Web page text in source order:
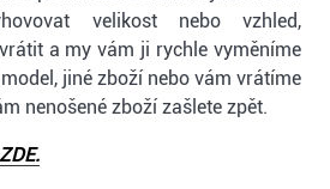
velikost nebo vzhled,
a my vám ji rychle vyměníme
jiné zboží nebo vám vrátíme
nenošené zboží zašlete zpět.